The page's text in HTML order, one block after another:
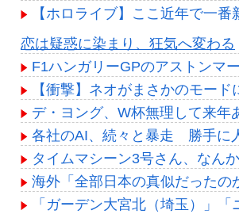
【ホロライブ】ここ近年で一
Powered by livedoor 相互RSS
恋は疑惑に染まり、狂気へ変わる
F1ハンガリーGPのアストンマ
【衝撃】ネオがまさかのモー
デ・ヨング、W杯無理して来
各社のAI、続々と暴走 勝手に
タイムマシーン3号さん、なん
海外「全部日本の真似だった
「ガーデン大宮北（埼玉）」